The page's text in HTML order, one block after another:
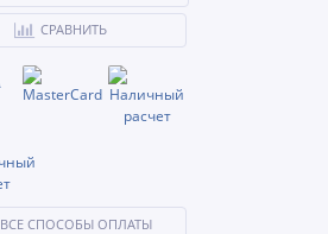
СРАВНИТЬ
ВСЕ СПОСОБЫ ОПЛАТЫ